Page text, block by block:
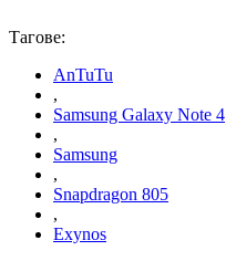
Тагове:
AnTuTu
,
Samsung Galaxy Note 4
,
Samsung
,
Snapdragon 805
,
Exynos